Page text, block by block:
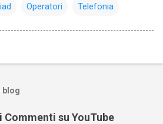
Operatori Telefonia
blog
Commenti su YouTube